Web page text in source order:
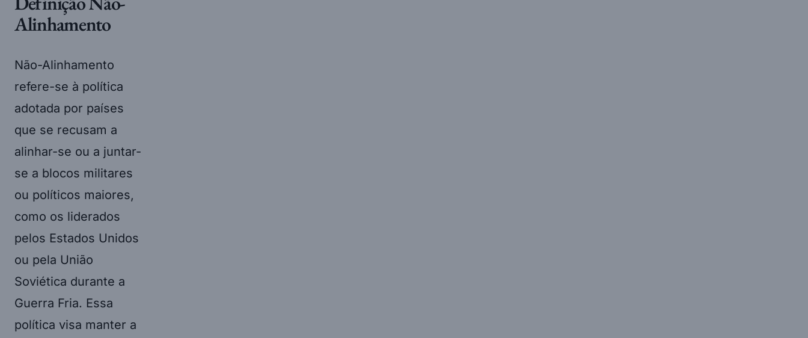
Alinhamento
Não-Alinhamento
refere-se à política
adotada por países
que se recusam a
alinhar-se ou a juntar-
se a blocos militares
ou políticos maiores,
como os liderados
pelos Estados Unidos
ou pela União
Soviética durante a
Guerra Fria. Essa
política visa manter a